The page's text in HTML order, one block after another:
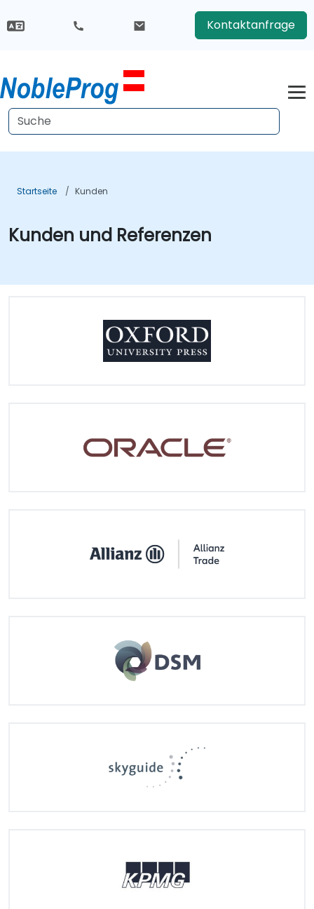
Kontaktanfrage
Startseite Kunden
Kunden und Referenzen